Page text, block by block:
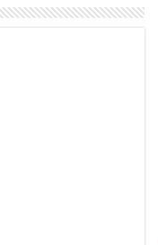
in strada